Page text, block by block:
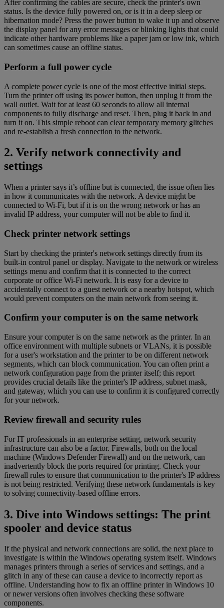
After confirming the cables are secure, check the printer's own
status. Is the device fully powered on, or is it in a deep sleep or
hibernation mode? Press the power button to wake it up and observe
the display panel for any error messages or blinking lights that could
indicate other hardware problems like a paper jam or low ink, which
can sometimes cause an offline status.
Perform a full power cycle
A complete power cycle is one of the most effective initial steps.
Turn the printer off using its power button, then unplug it from the
wall outlet. Wait for at least 60 seconds to allow all internal
components to fully discharge and reset. Then, plug it back in and
turn it on. This simple reboot can clear temporary memory glitches
and re-establish a fresh connection to the network.
2. Verify network connectivity and
settings
When a printer says it’s offline but is connected, the issue often lies
in how it communicates with the network. A device might be
connected to Wi-Fi, but if it is on the wrong network or has an
invalid IP address, your computer will not be able to find it.
Check printer network settings
Start by checking the printer's network settings directly from its
built-in control panel or display. Navigate to the network or wireless
settings menu and confirm that it is connected to the correct
corporate or office Wi-Fi network. It is easy for a device to
accidentally connect to a guest network or a nearby hotspot, which
would prevent computers on the main network from seeing it.
Confirm your computer is on the same network
Ensure your computer is on the same network as the printer. In an
office environment with multiple subnets or VLANs, it is possible
for a user's workstation and the printer to be on different network
segments, which can block communication. You can often print a
network configuration page from the printer itself; this report
provides crucial details like the printer's IP address, subnet mask,
and gateway, which you can use to confirm it is configured correctly
for your network.
Review firewall and security rules
For IT professionals in an enterprise setting, network security
infrastructure can also be a factor. Firewalls, both on the local
machine (Windows Defender Firewall) and on the network, can
inadvertently block the ports required for printing. Check your
firewall rules to ensure that communication to the printer's IP address
is not being restricted. Verifying these network fundamentals is key
to solving connectivity-based offline errors.
3. Dive into Windows settings: The print
spooler and device status
If the physical and network connections are solid, the next place to
investigate is within the Windows operating system itself. Windows
manages printers through a series of services and settings, and a
glitch in any of these can cause a device to incorrectly report as
offline. Understanding how to fix an offline printer in Windows 10
or newer versions often involves checking these software
components.